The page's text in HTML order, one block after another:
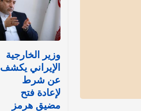
وزير الخارجية
الإيراني يكشف
عن شرط
لإعادة فتح
مضيق هرمز